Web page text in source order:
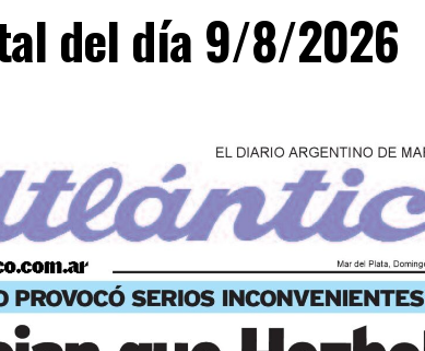
del día 9/8/2026